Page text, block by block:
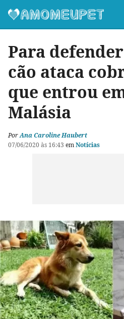
Para
cão ataca
que entrou
Malásia
PorAna Caroline Haubert
07/06/2020 às 16:43 emNotícias